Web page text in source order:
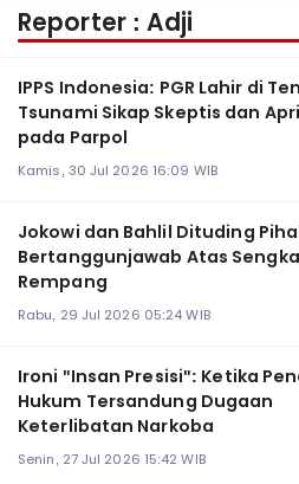
Reporter : Adji
IPPS Indonesia: PGR Lahir di Tengah
Tsunami Sikap Skeptis dan
pada Parpol
Kamis, 30 Jul 2026 16:09 WIB
Jokowi dan Bahlil Dituding
Bertanggunjawab Atas
Rempang
Rabu, 29 Jul 2026 05:24 WIB
Ironi "Insan Presisi": Ketika
Hukum Tersandung Dugaan
Keterlibatan Narkoba
Senin, 27 Jul 2026 15:42 WIB